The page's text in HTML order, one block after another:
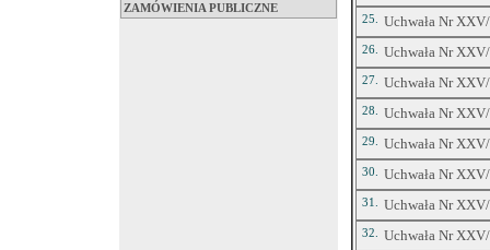
ZAMÓWIENIA PUBLICZNE
25. Uchwała Nr
26. Uchwała Nr
27. Uchwała Nr
28. Uchwała Nr
29. Uchwała Nr
30. Uchwała Nr
31. Uchwała Nr
32. Uchwała Nr